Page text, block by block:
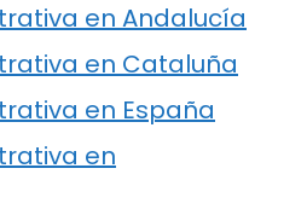
en Andalucía
en Cataluña
en España
en